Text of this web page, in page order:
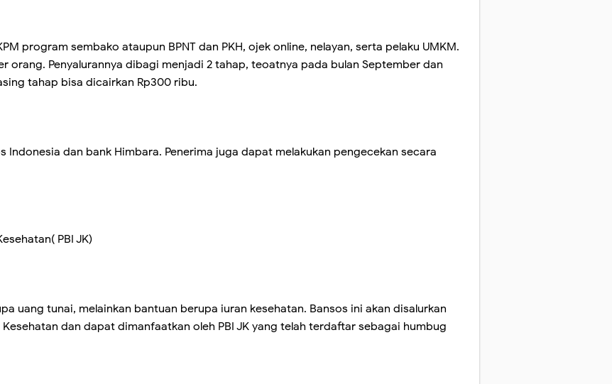
program sembako ataupun BPNT dan PKH, ojek online, nelayan, serta pelaku UMKM.
orang. Penyalurannya dibagi menjadi 2 tahap, teoatnya pada bulan September dan
tahap bisa dicairkan Rp300 ribu.
Indonesia dan bank Himbara. Penerima juga dapat melakukan pengecekan secara
PBI JK)
uang tunai, melainkan bantuan berupa iuran kesehatan. Bansos ini akan disalurkan
dan dapat dimanfaatkan oleh PBI JK yang telah terdaftar sebagai humbug